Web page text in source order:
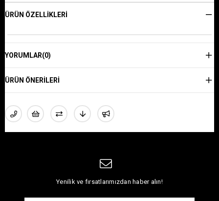
ÜRÜN ÖZELLIKLERI
YORUMLAR(0)
ÜRÜN ÖNERILERI
Yenilik ve fırsatlarımızdan haber alın!